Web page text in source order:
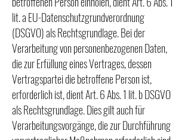
lit. a EU-Datenschutzgrundverordnung
(DSGVO) als Rechtsgrundlage. Bei der
Verarbeitung von personenbezogenen Daten,
die zur Erfüllung eines Vertrages, dessen
Vertragspartei die betroffene Person ist,
erforderlich ist, dient Art. 6 Abs. 1 lit. b DSGVO
als Rechtsgrundlage. Dies gilt auch für
Verarbeitungsvorgänge, die zur Durchführung